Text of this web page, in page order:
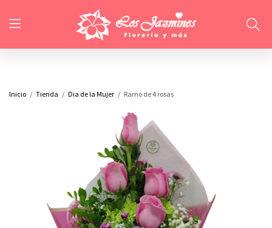
Inicio Tienda Dia de la Mujer Ramo de 4 rosas